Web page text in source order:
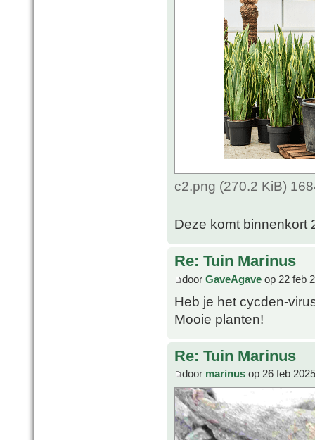
c2.png (270.2 KiB)
Deze komt binnenkort
Re: Tuin Marinus
door GaveAgave op 22 feb
Heb je het cycden-
Mooie planten!
Re: Tuin Marinus
door marinus op 26 feb